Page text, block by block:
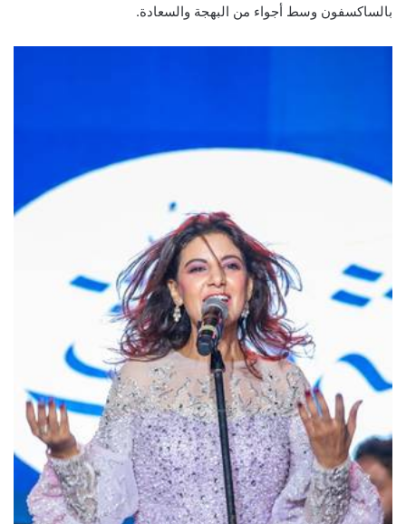
بالساكسفون وسط أجواء من البهجة والسعادة.